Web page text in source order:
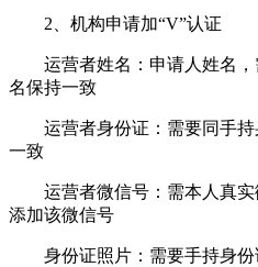
2、机构申请加“V”认证
运营者姓名：申请人姓名
名保持一致
运营者身份证：需要同手
一致
运营者微信号：需本人真
添加该微信号
身份证照片：需要手持身